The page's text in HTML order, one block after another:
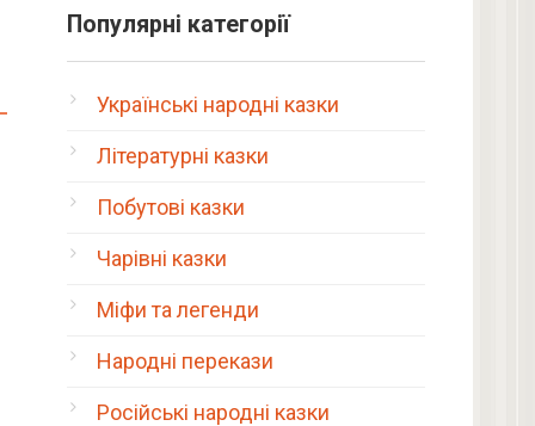
Популярні категорії
Українські народні казки
Літературні казки
Побутові казки
Чарівні казки
Міфи та легенди
Народні перекази
Російські народні казки